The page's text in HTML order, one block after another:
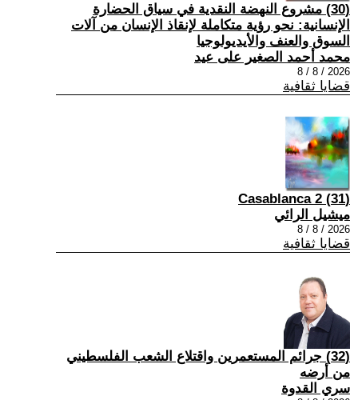
(30) مشروع النهضة النقدية في سياق الحضارة
الإنسانية: نحو رؤية متكاملة لإنقاذ الإنسان من آلات
السوق والعنف والأيديولوجيا
محمد أحمد الصغير على عيد
2026 / 8 / 8
قضايا ثقافية
(31) Casablanca 2
ميشيل الرائي
2026 / 8 / 8
قضايا ثقافية
(32) جرائم المستعمرين واقتلاع الشعب الفلسطيني
من أرضه
سري القدوة